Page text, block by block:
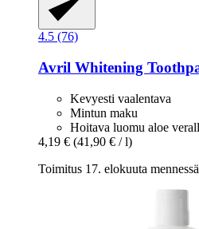
4.5 (76)
Avril Whitening
Kevyesti vaalentava
Mintun maku
Hoitava luomu aloe
4,19 € (41,90 € / l)
Toimitus 17. elokuuta mennessä